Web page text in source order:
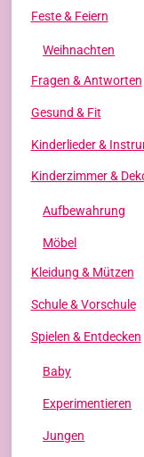
Feste & Feiern
Weihnachten
Fragen & Antworten
Gesund & Fit
Kinderlieder &
Kinderzimmer &
Aufbewahrung
Möbel
Kleidung & Mützen
Schule & Vorschule
Spielen & Entdecken
Baby
Experimentieren
Jungen